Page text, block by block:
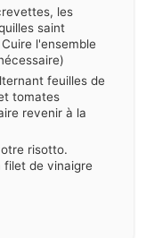
les
saint
l'ensemble
feuilles de
tomates
revenir à la
risotto.
filet de vinaigre